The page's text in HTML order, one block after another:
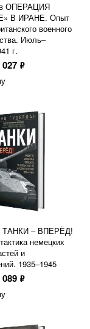
ОПЕРАЦИЯ
В ИРАНЕ. Опыт
военного
Июль–
г.
027 ф
ТАНКИ – ВПЕРЁД!
немецких
и
1935–1945
089 ф